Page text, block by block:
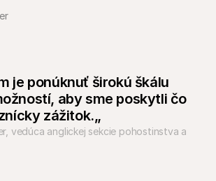
pre vývojárov
pripravenými knižnicami
je ponúknuť širokú škálu
aby sme poskytli čo
zážitok.„
vedúca anglickej sekcie pohostinstva a